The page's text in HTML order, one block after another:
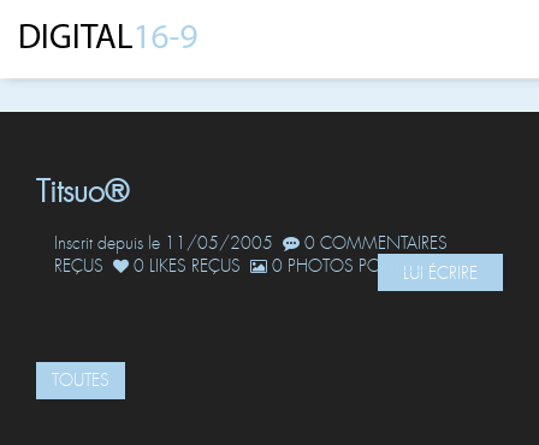
Titsuo®
Inscrit depuis le 11/05/2005
0 COMMENTAIRES
REÇUS
0 LIKES REÇUS 0 PHOTOS POSTÉESLUI ÉCRIRE
TOUTES